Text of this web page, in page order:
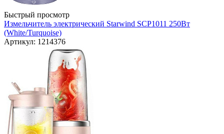
Быстрый просмотр
Измельчитель электрический Starwind SCP1011 250Вт
(White/Turquoise)
Артикул: 1214376